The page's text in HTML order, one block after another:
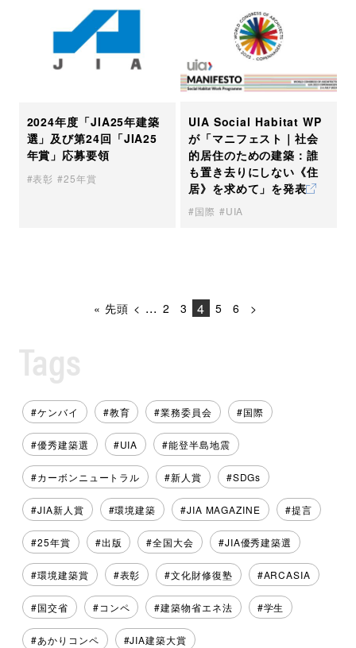
2024年度「JIA25年建築
選」及び第24回「JIA25
年賞」応募要領
表彰 25年賞
UIA Social Habitat WP
が「マニフェスト｜社会
的居住のための建築：誰
も置き去りにしない《住
居》を求めて」を発表
国際 UIA
« 先頭 < ... 2 3 4 5 6 >
Tags
ケンバイ 教育 業務委員会 国際
優秀建築選 UIA 能登半島地震
カーボンニュートラル 新人賞 SDGs
JIA新人賞 環境建築 JIA MAGAZINE 提言
25年賞 出版 全国大会 JIA優秀建築選
環境建築賞 表彰 文化財修復塾 ARCASIA
国交省 コンペ 建築物省エネ法 学生
あかりコンペ JIA建築大賞